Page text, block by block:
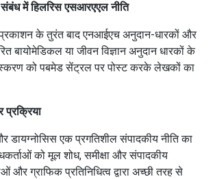
में हिलरिस एसआरएएल नीति
के तुरंत बाद एनआईएच अनुदान-धारकों और
बायोमेडिकल या जीवन विज्ञान अनुदान धारकों के
को पबमेड सेंट्रल पर पोस्ट करके लेखकों का
प्रक्रिया
डायग्नोसिस एक प्रगतिशील संपादकीय नीति का
को मूल शोध, समीक्षा और संपादकीय
और ग्राफिक प्रतिनिधित्व द्वारा अच्छी तरह से